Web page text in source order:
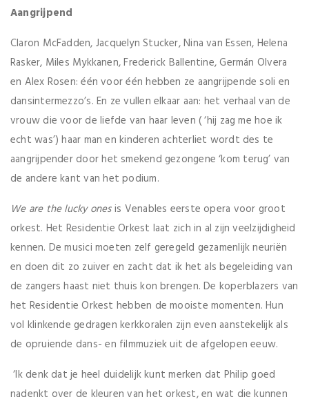
Aangrijpend
Claron McFadden, Jacquelyn Stucker, Nina van Essen, Helena
Rasker, Miles Mykkanen, Frederick Ballentine, Germán Olvera
en Alex Rosen: één voor één hebben ze aangrijpende soli en
dansintermezzo’s. En ze vullen elkaar aan: het verhaal van de
vrouw die voor de liefde van haar leven ( ‘hij zag me hoe ik
echt was’) haar man en kinderen achterliet wordt des te
aangrijpender door het smekend gezongene ‘kom terug’ van
de andere kant van het podium.
We are the lucky onesis Venables eerste opera voor groot
orkest. Het Residentie Orkest laat zich in al zijn veelzijdigheid
kennen. De musici moeten zelf geregeld gezamenlijk neuriën
en doen dit zo zuiver en zacht dat ik het als begeleiding van
de zangers haast niet thuis kon brengen. De koperblazers van
het Residentie Orkest hebben de mooiste momenten. Hun
vol klinkende gedragen kerkkoralen zijn even aanstekelijk als
de opruiende dans- en filmmuziek uit de afgelopen eeuw.
‘Ik denk dat je heel duidelijk kunt merken dat Philip goed
nadenkt over de kleuren van het orkest, en wat die kunnen